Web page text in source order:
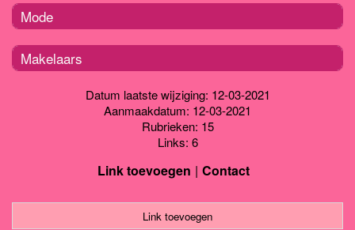
Mode
Makelaars
Datum laatste wijziging: 12-03-2021
Aanmaakdatum: 12-03-2021
Rubrieken: 15
Links: 6
Link toevoegen Contact
Link toevoegen